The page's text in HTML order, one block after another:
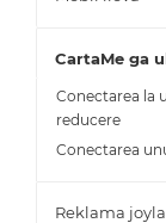
CartaMe ga
Conectarea la
reducere
Conectarea
Reklama